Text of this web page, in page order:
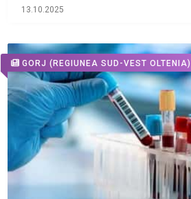
13.10.2025
GORJ (REGIUNEA SUD-VEST OLTENIA)